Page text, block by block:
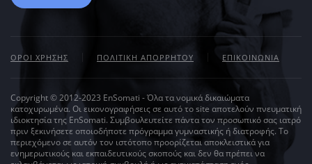
ΟΡΟΙ ΧΡΗΣΗΣ ΠΟΛΙΤΙΚΗ ΑΠΟΡΡΗΤΟΥ ΕΠΙΚΟΙΝΩΝΙΑ
Copyright © 2012-2023 EnSomati - Όλα τα νομικά δικαιώματα
κατοχυρωμένα. Οι εικονογραφήσεις σε αυτό το site αποτελούν πνευματική
ιδιοκτησία της EnSomati. Συμβουλευτείτε πάντα τον προσωπικό σας ιατρό
πριν ξεκινήσετε οποιοδήποτε πρόγραμμα γυμναστικής ή διατροφής. Το
περιεχόμενο σε αυτόν τον ιστότοπο προορίζεται αποκλειστικά για
ενημερωτικούς και εκπαιδευτικούς σκοπούς και δεν θα πρέπει να